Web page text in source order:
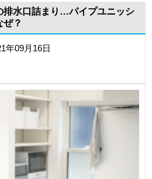
排水口詰まり…パイプユニッシ
ぜ？
年09月16日